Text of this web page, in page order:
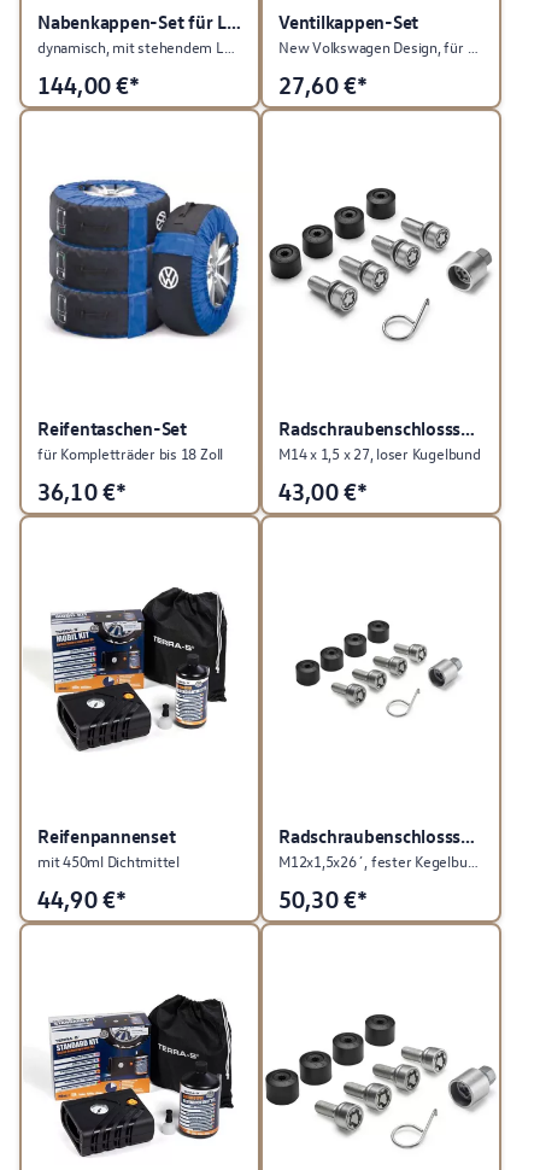
Nabenkappen-Set für LM-Felge
144,00€*
Ventilkappen-Set
27,60€*
Reifentaschen-Set
für Kompletträder bis 18 Zoll
36,10€*
Radschraubenschlosssatz
M14 x 1,5 x 27, loser Kugelbund
43,00€*
Reifenpannenset
mit 450ml Dichtmittel
44,90€*
Radschraubenschlosssatz
50,30€*